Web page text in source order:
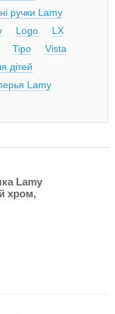
ручки Lamy
Logo
LX
Tipo
Vista
дітей
Lamy
Lamy
хром,